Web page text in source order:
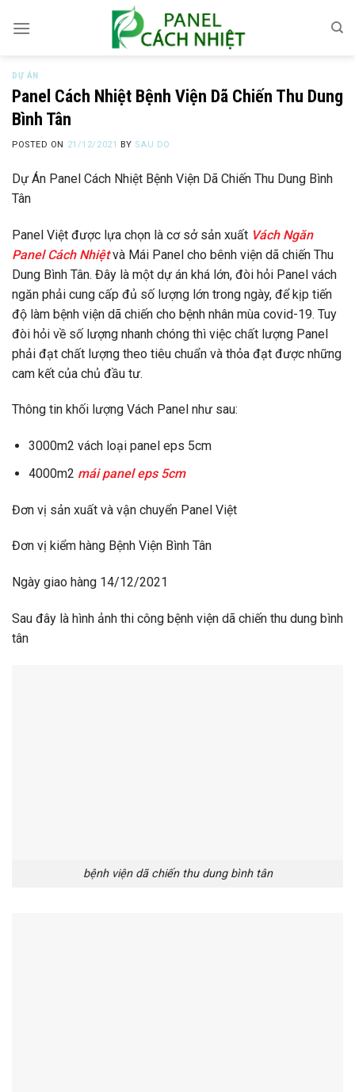
DỰ ÁN
Panel Cách Nhiệt Bệnh Viện Dã Chiến Thu Dung
Bình Tân
POSTED ON 21/12/2021 BY SAU DO
Dự Án Panel Cách Nhiệt Bệnh Viện Dã Chiến Thu Dung Bình
Tân
Panel Việt được lựa chọn là cơ sở sản xuất Vách Ngăn
Panel Cách Nhiệt và Mái Panel cho bênh viện dã chiến Thu
Dung Bình Tân. Đây là một dự án khá lớn, đòi hỏi Panel vách
ngăn phải cung cấp đủ số lượng lớn trong ngày, để kịp tiến
độ làm bệnh viện dã chiến cho bệnh nhân mùa covid-19. Tuy
đòi hỏi về số lượng nhanh chóng thì việc chất lượng Panel
phải đạt chất lượng theo tiêu chuẩn và thỏa đạt được những
cam kết của chủ đầu tư.
Thông tin khối lượng Vách Panel như sau:
3000m2 vách loại panel eps 5cm
4000m2 mái panel eps 5cm
Đơn vị sản xuất và vận chuyển Panel Việt
Đơn vị kiểm hàng Bệnh Viện Bình Tân
Ngày giao hàng 14/12/2021
Sau đây là hình ảnh thi công bệnh viện dã chiến thu dung bình
tân
bệnh viện dã chiến thu dung bình tân